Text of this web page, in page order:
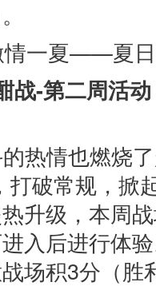
情一夏——夏
战-第二周活
热情也燃烧
打破常规，掀
升级，本周
入后进行体
场积3分（胜